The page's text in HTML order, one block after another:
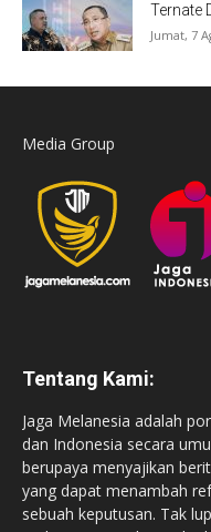
Ternate
Jumat, 7
Media Group
Tentang Kami:
Jaga Melanesia adalah
dan Indonesia secara
berupaya menyajikan
yang dapat menambah
sebuah keputusan. Tak